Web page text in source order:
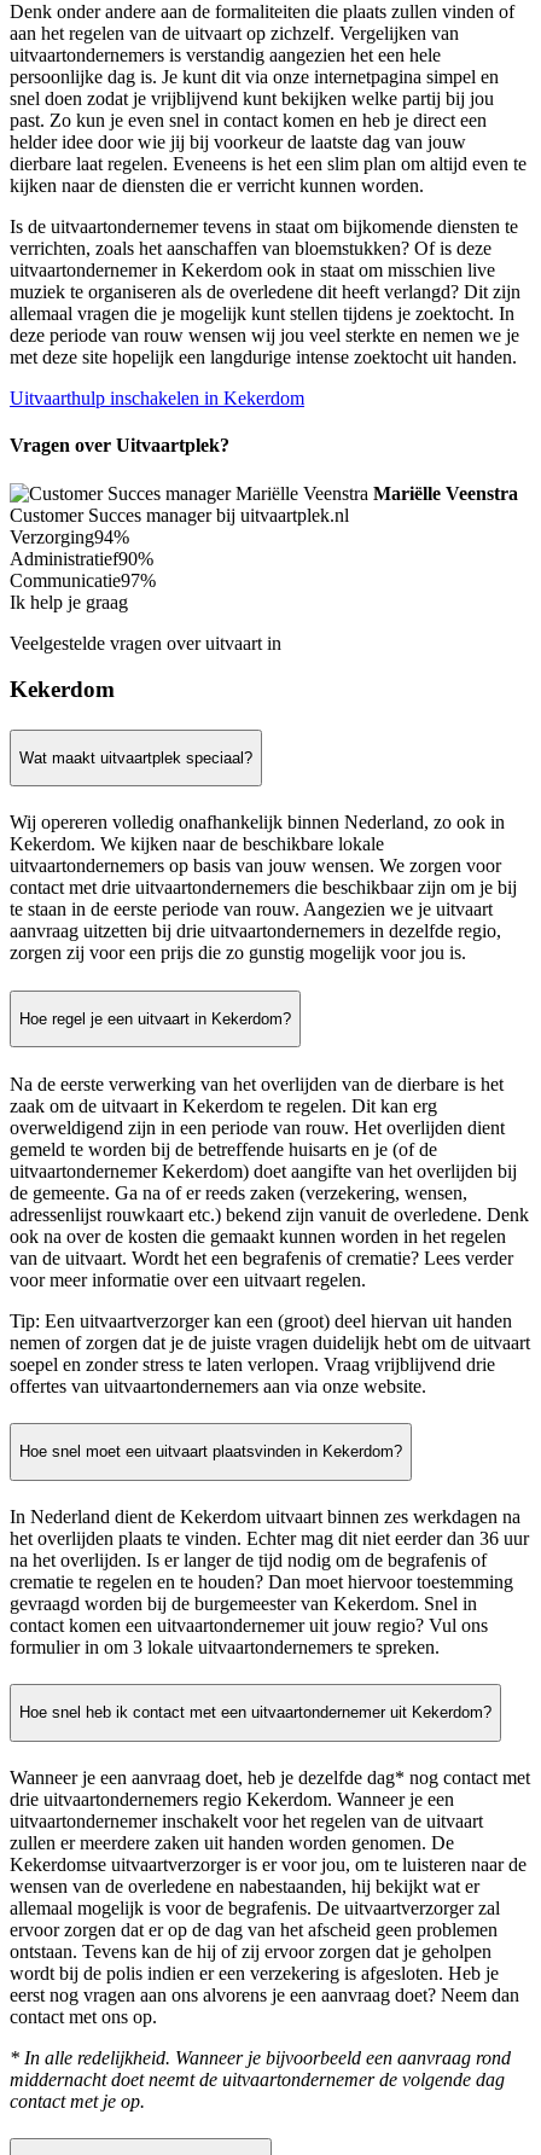
Denk onder andere aan de formaliteiten die plaats zullen vinden of
aan het regelen van de uitvaart op zichzelf. Vergelijken van
uitvaartondernemers is verstandig aangezien het een hele
persoonlijke dag is. Je kunt dit via onze internetpagina simpel en
snel doen zodat je vrijblijvend kunt bekijken welke partij bij jou
past. Zo kun je even snel in contact komen en heb je direct een
helder idee door wie jij bij voorkeur de laatste dag van jouw
dierbare laat regelen. Eveneens is het een slim plan om altijd even te
kijken naar de diensten die er verricht kunnen worden.
Is de uitvaartondernemer tevens in staat om bijkomende diensten te
verrichten, zoals het aanschaffen van bloemstukken? Of is deze
uitvaartondernemer in Kekerdom ook in staat om misschien live
muziek te organiseren als de overledene dit heeft verlangd? Dit zijn
allemaal vragen die je mogelijk kunt stellen tijdens je zoektocht. In
deze periode van rouw wensen wij jou veel sterkte en nemen we je
met deze site hopelijk een langdurige intense zoektocht uit handen.
Uitvaarthulp inschakelen in Kekerdom
Vragen over Uitvaartplek?
Mariëlle Veenstra
Customer Succes manager bij uitvaartplek.nl
Verzorging94%
Administratief90%
Communicatie97%
Ik help je graag
Veelgestelde vragen over uitvaart in
Kekerdom
Wat maakt uitvaartplek speciaal?
Wij opereren volledig onafhankelijk binnen Nederland, zo ook in
Kekerdom. We kijken naar de beschikbare lokale
uitvaartondernemers op basis van jouw wensen. We zorgen voor
contact met drie uitvaartondernemers die beschikbaar zijn om je bij
te staan in de eerste periode van rouw. Aangezien we je uitvaart
aanvraag uitzetten bij drie uitvaartondernemers in dezelfde regio,
zorgen zij voor een prijs die zo gunstig mogelijk voor jou is.
Hoe regel je een uitvaart in Kekerdom?
Na de eerste verwerking van het overlijden van de dierbare is het
zaak om de uitvaart in Kekerdom te regelen. Dit kan erg
overweldigend zijn in een periode van rouw. Het overlijden dient
gemeld te worden bij de betreffende huisarts en je (of de
uitvaartondernemer Kekerdom) doet aangifte van het overlijden bij
de gemeente. Ga na of er reeds zaken (verzekering, wensen,
adressenlijst rouwkaart etc.) bekend zijn vanuit de overledene. Denk
ook na over de kosten die gemaakt kunnen worden in het regelen
van de uitvaart. Wordt het een begrafenis of crematie? Lees verder
voor meer informatie over een uitvaart regelen.
Tip: Een uitvaartverzorger kan een (groot) deel hiervan uit handen
nemen of zorgen dat je de juiste vragen duidelijk hebt om de uitvaart
soepel en zonder stress te laten verlopen. Vraag vrijblijvend drie
offertes van uitvaartondernemers aan via onze website.
Hoe snel moet een uitvaart plaatsvinden in Kekerdom?
In Nederland dient de Kekerdom uitvaart binnen zes werkdagen na
het overlijden plaats te vinden. Echter mag dit niet eerder dan 36 uur
na het overlijden. Is er langer de tijd nodig om de begrafenis of
crematie te regelen en te houden? Dan moet hiervoor toestemming
gevraagd worden bij de burgemeester van Kekerdom. Snel in
contact komen een uitvaartondernemer uit jouw regio? Vul ons
formulier in om 3 lokale uitvaartondernemers te spreken.
Hoe snel heb ik contact met een uitvaartondernemer uit Kekerdom?
Wanneer je een aanvraag doet, heb je dezelfde dag* nog contact met
drie uitvaartondernemers regio Kekerdom. Wanneer je een
uitvaartondernemer inschakelt voor het regelen van de uitvaart
zullen er meerdere zaken uit handen worden genomen. De
Kekerdomse uitvaartverzorger is er voor jou, om te luisteren naar de
wensen van de overledene en nabestaanden, hij bekijkt wat er
allemaal mogelijk is voor de begrafenis. De uitvaartverzorger zal
ervoor zorgen dat er op de dag van het afscheid geen problemen
ontstaan. Tevens kan de hij of zij ervoor zorgen dat je geholpen
wordt bij de polis indien er een verzekering is afgesloten. Heb je
eerst nog vragen aan ons alvorens je een aanvraag doet? Neem dan
contact met ons op.
* In alle redelijkheid. Wanneer je bijvoorbeeld een aanvraag rond
middernacht doet neemt de uitvaartondernemer de volgende dag
contact met je op.